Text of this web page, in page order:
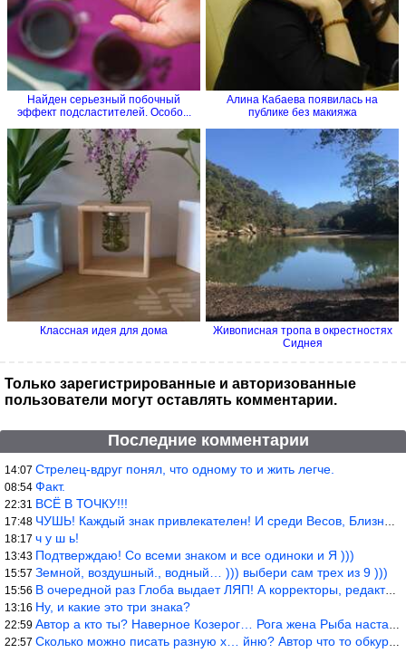
Найден серьезный побочный
эффект подсластителей. Особо...
Алина Кабаева появилась на
публике без макияжа
Классная идея для дома
Живописная тропа в окрестностях
Сиднея
Только зарегистрированные и авторизованные
пользователи могут оставлять комментарии.
Последние комментарии
14:07 Стрелец-вдруг понял, что одному то и жить легче.
08:54 Факт.
22:31 ВСЁ В ТОЧКУ!!!
17:48 ЧУШЬ! Каждый знак привлекателен! И среди Весов, Близнецов встреч
18:17 ч у ш ь!
13:43 Подтверждаю! Со всеми знаком и все одиноки и Я )))
15:57 Земной, воздушный., водный… ))) выбери сам трех из 9 )))
15:56 В очередной раз Глоба выдает ЛЯП! А корректоры, редакторы пропус
13:16 Ну, и какие это три знака?
22:59 Автор а кто ты? Наверное Козерог… Рога жена Рыба наставила ))
22:57 Сколько можно писать разную х… йню? Автор что то обкурился?